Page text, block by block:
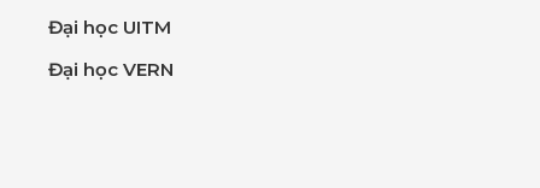
Đại học UITM
Đại học VERN